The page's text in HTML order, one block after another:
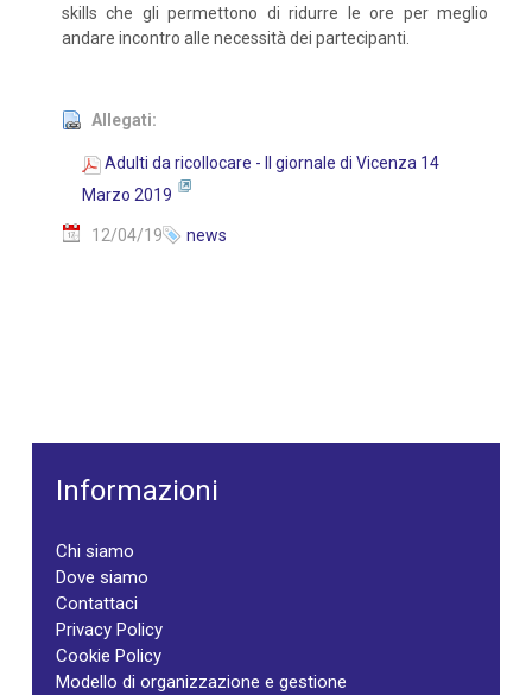
skills che gli permettono di ridurre le ore per meglio
andare incontro alle necessità dei partecipanti.
Allegati:
Adulti da ricollocare - Il giornale di Vicenza 14
Marzo 2019
12/04/19 news
Informazioni
Chi siamo
Dove siamo
Contattaci
Privacy Policy
Cookie Policy
Modello di organizzazione e gestione